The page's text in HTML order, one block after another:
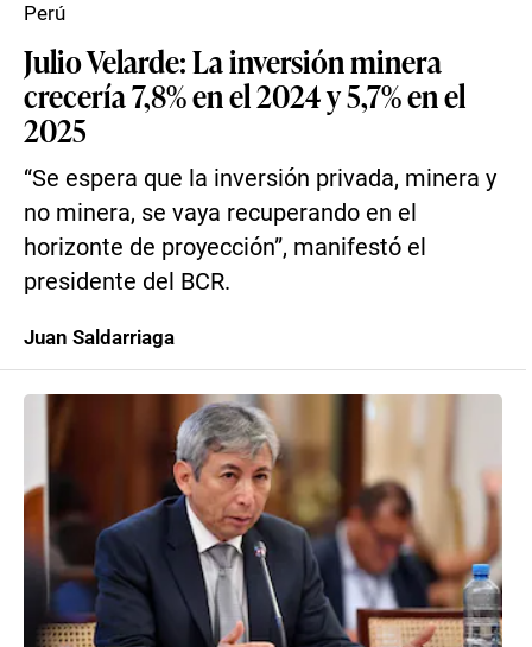
Julio Velarde: La inversión minera
crecería 7,8% en el 2024 y 5,7% en el
2025
“Se espera que la inversión privada, minera y
no minera, se vaya recuperando en el
horizonte de proyección”, manifestó el
presidente del BCR.
Perú
Juan Saldarriaga